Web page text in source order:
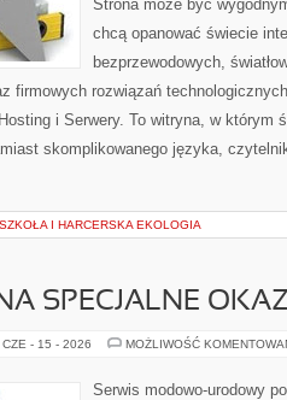
Strona może być
chcą opanować świecie
bezprzewodowych,
firmowych rozwiązań
i Serwery. To witryna, w którym
skomplikowanego języka,
I HARCERSKA EKOLOGIA
SPECJALNE
CZE - 15 - 2026 MOŻLIWOŚĆ
Serwis modowo-urodowy